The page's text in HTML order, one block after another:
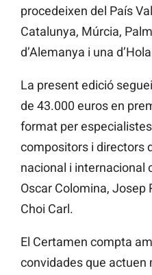
procedeixen del País
Catalunya, Múrcia,
d’Alemanya i una
La present edició
de 43.000 euros en
format per
compositors i directors
nacional i internacional
Oscar Colomina, Josep
Choi Carl.
El Certamen compta
convidades que actuen